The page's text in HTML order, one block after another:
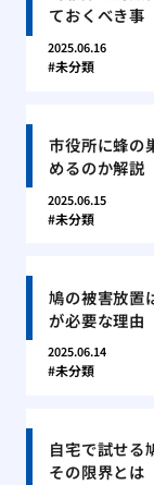
ておくべき事
2025.06.16
未分類
市役所に蜂の
めるのか解説
2025.06.15
未分類
鳩の被害放置
が必要な理由
2025.06.14
未分類
自宅で試せる
その限界とは